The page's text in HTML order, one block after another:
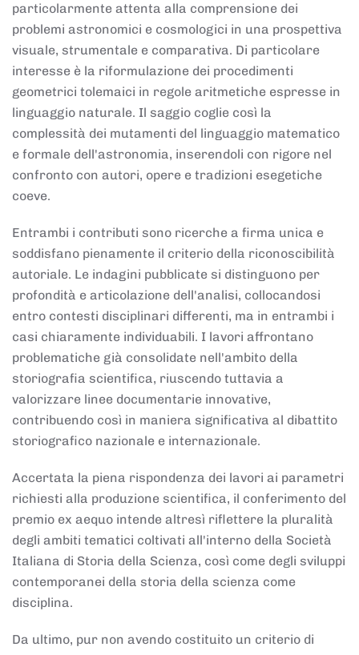
particolarmente attenta alla comprensione dei
problemi astronomici e cosmologici in una prospettiva
visuale, strumentale e comparativa. Di particolare
interesse è la riformulazione dei procedimenti
geometrici tolemaici in regole aritmetiche espresse in
linguaggio naturale. Il saggio coglie così la
complessità dei mutamenti del linguaggio matematico
e formale dell'astronomia, inserendoli con rigore nel
confronto con autori, opere e tradizioni esegetiche
coeve.
Entrambi i contributi sono ricerche a firma unica e
soddisfano pienamente il criterio della riconoscibilità
autoriale. Le indagini pubblicate si distinguono per
profondità e articolazione dell'analisi, collocandosi
entro contesti disciplinari differenti, ma in entrambi i
casi chiaramente individuabili. I lavori affrontano
problematiche già consolidate nell'ambito della
storiografia scientifica, riuscendo tuttavia a
valorizzare linee documentarie innovative,
contribuendo così in maniera significativa al dibattito
storiografico nazionale e internazionale.
Accertata la piena rispondenza dei lavori ai parametri
richiesti alla produzione scientifica, il conferimento del
premio ex aequo intende altresì riflettere la pluralità
degli ambiti tematici coltivati all'interno della Società
Italiana di Storia della Scienza, così come degli sviluppi
contemporanei della storia della scienza come
disciplina.
Da ultimo, pur non avendo costituito un criterio di